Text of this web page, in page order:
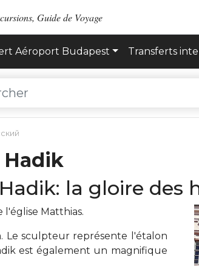
Guide de Voyage
Aéroport Budapest Transferts
Hadik
la gloire des
l'église Matthias.
Le sculpteur représente l'étalon
est également un magnifique